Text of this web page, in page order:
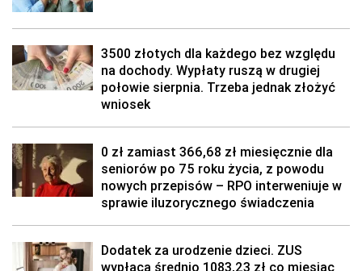
3500 złotych dla każdego bez względu
na dochody. Wypłaty ruszą w drugiej
połowie sierpnia. Trzeba jednak złożyć
wniosek
0 zł zamiast 366,68 zł miesięcznie dla
seniorów po 75 roku życia, z powodu
nowych przepisów – RPO interweniuje w
sprawie iluzorycznego świadczenia
Dodatek za urodzenie dzieci. ZUS
wypłaca średnio 1083,23 zł co miesiąc